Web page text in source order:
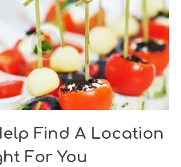
Find A Location
For You